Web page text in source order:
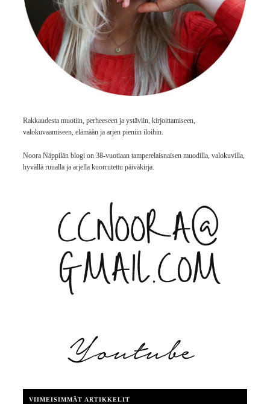
Rakkaudesta muotiin, perheeseen ja ystäviin, kirjoittamiseen,
valokuvaamiseen, elämään ja arjen pieniin iloihin.
Noora Näppilän blogi on 38-vuotiaan tamperelaisnaisen muodilla, valokuvilla,
hyvällä ruualla ja arjella kuorrutettu päiväkirja.
VIIMEISIMMÄT ARTIKKELIT